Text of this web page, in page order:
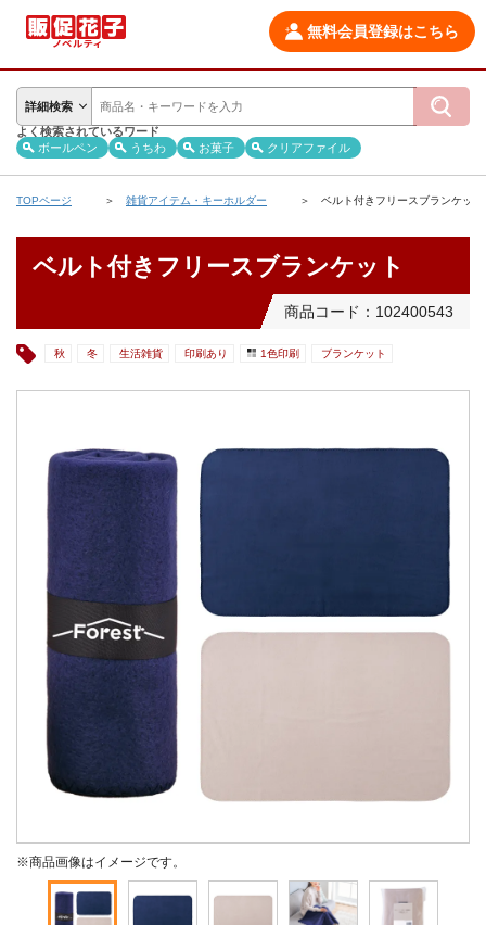
無料会員登録はこちら
詳細検索
よく検索されているワード
ボールペン
うちわ お菓子 クリアファイル
TOPページ 雑貨アイテム・キーホルダー ベルト付きフリースブランケット
ベルト付きフリースブランケット
商品コード：102400543
秋 冬 生活雑貨 印刷あり 1色印刷 ブランケット
※商品画像はイメージです。